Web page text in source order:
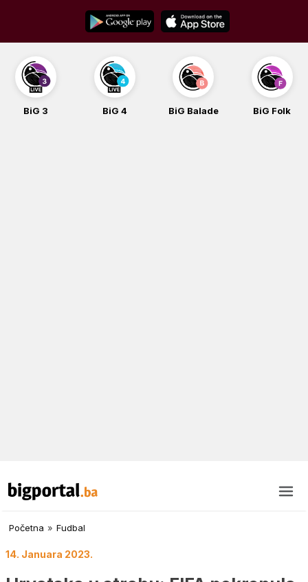
content
BiG 3 BiG 4 BiG Balade BiG Folk
Početna » Fudbal
14. Januara 2023.